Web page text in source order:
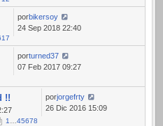
17
porbikersoy
24 Sep 2018 22:40
porturned37
07 Feb 2017 09:27
!!
1…45678
porjorgefrty
26 Dic 2016 15:09